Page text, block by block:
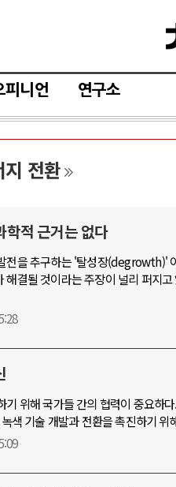
피니언 연구소
전환
학적 근거는 없다
전을 추구하는 '탈성장(degrowth)'
해결될 것이라는 주장이 널리 퍼지
기 위해 국가들 간의 협력이 중요하
색 기술 개발과 전환을 촉진하기
러시아-우크라이
전쟁의 추상화: 우크라이나,